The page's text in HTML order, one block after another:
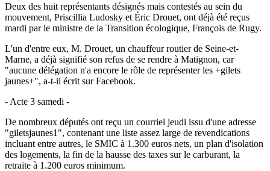
Deux des huit représentants désignés mais contestés au sein du
mouvement, Priscillia Ludosky et Éric Drouet, ont déjà été reçus
mardi par le ministre de la Transition écologique, François de Rugy.
L'un d'entre eux, M. Drouet, un chauffeur routier de Seine-et-
Marne, a déjà signifié son refus de se rendre à Matignon, car
"aucune délégation n'a encore le rôle de représenter les +gilets
jaunes+", a-t-il écrit sur Facebook.
- Acte 3 samedi -
De nombreux députés ont reçu un courriel jeudi issu d'une adresse
"giletsjaunes1", contenant une liste assez large de revendications
incluant entre autres, le SMIC à 1.300 euros nets, un plan d'isolation
des logements, la fin de la hausse des taxes sur le carburant, la
retraite à 1.200 euros minimum.